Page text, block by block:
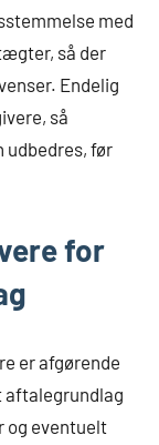
med
så der
Endelig
så
udbedres, før
for
er afgørende
aftalegrundlag
og eventuelt